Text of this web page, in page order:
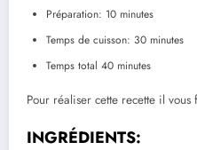
Préparation: 10 minutes
Temps de cuisson: 30 minutes
Temps total 40 minutes
Pour réaliser cette recette il
INGRÉDIENTS: